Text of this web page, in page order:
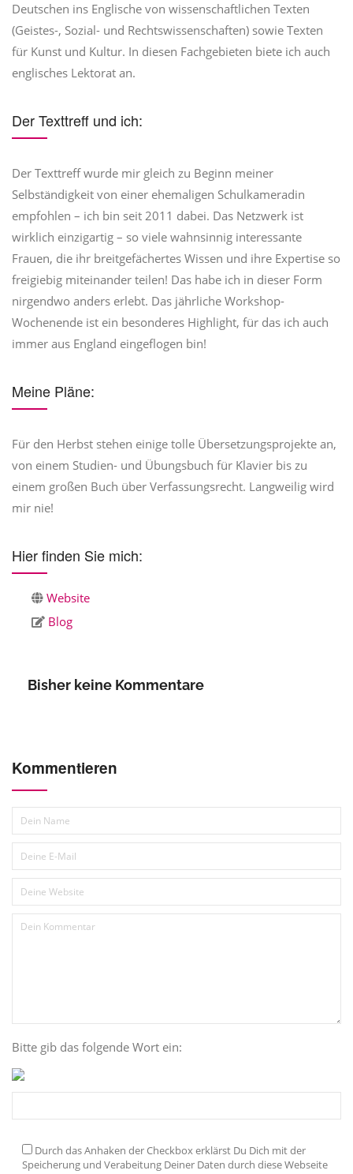
Deutschen ins Englische von wissenschaftlichen Texten
(Geistes-, Sozial- und Rechtswissenschaften) sowie Texten
für Kunst und Kultur. In diesen Fachgebieten biete ich auch
englisches Lektorat an.
Der Texttreff und ich:
Der Texttreff wurde mir gleich zu Beginn meiner
Selbständigkeit von einer ehemaligen Schulkameradin
empfohlen – ich bin seit 2011 dabei. Das Netzwerk ist
wirklich einzigartig – so viele wahnsinnig interessante
Frauen, die ihr breitgefächertes Wissen und ihre Expertise so
freigiebig miteinander teilen! Das habe ich in dieser Form
nirgendwo anders erlebt. Das jährliche Workshop-
Wochenende ist ein besonderes Highlight, für das ich auch
immer aus England eingeflogen bin!
Meine Pläne:
Für den Herbst stehen einige tolle Übersetzungsprojekte an,
von einem Studien- und Übungsbuch für Klavier bis zu
einem großen Buch über Verfassungsrecht. Langweilig wird
mir nie!
Hier finden Sie mich:
Website
Blog
Bisher keine Kommentare
Kommentieren
Bitte gib das folgende Wort ein:
Durch das Anhaken der Checkbox erklärst Du Dich mit der
Speicherung und Verabeitung Deiner Daten durch diese Webseite